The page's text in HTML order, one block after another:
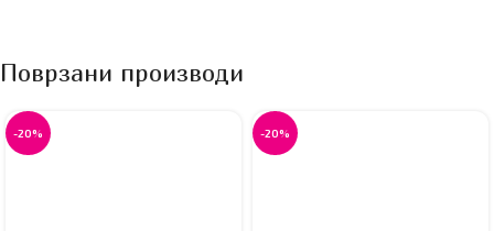
Поврзани производи
-20% -20%